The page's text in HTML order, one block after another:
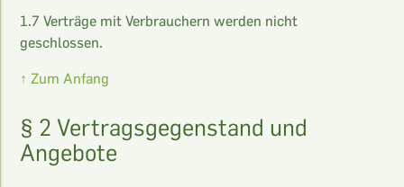
1.7 Verträge mit Verbrauchern werden nicht
geschlossen.
↑ Zum Anfang
§ 2 Vertragsgegenstand und
Angebote